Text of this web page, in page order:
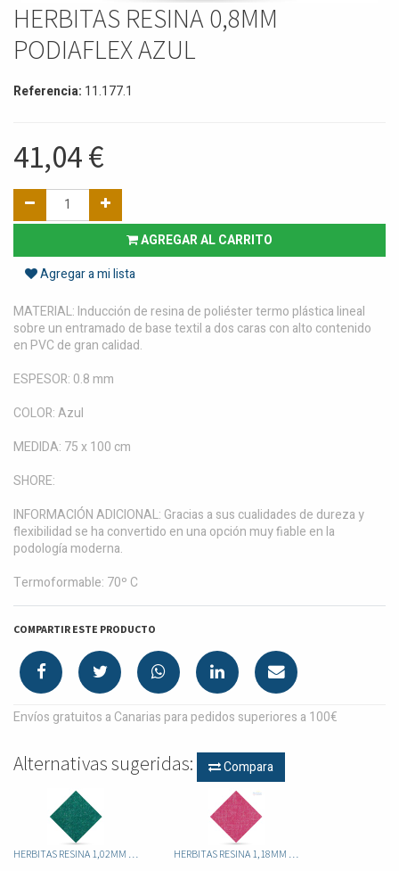
HERBITAS RESINA 0,8MM
PODIAFLEX AZUL
Referencia: 11.177.1
41,04€
AGREGAR AL CARRITO
Agregar a mi lista
MATERIAL: Inducción de resina de poliéster termo plástica lineal
sobre un entramado de base textil a dos caras con alto contenido
en PVC de gran calidad.
ESPESOR: 0.8 mm
COLOR: Azul
MEDIDA: 75 x 100 cm
SHORE:
INFORMACIÓN ADICIONAL: Gracias a sus cualidades de dureza y
flexibilidad se ha convertido en una opción muy fiable en la
podología moderna.
Termoformable: 70º C
COMPARTIR ESTE PRODUCTO
Envíos gratuitos a Canarias para pedidos superiores a 100€
Alternativas sugeridas: Compara